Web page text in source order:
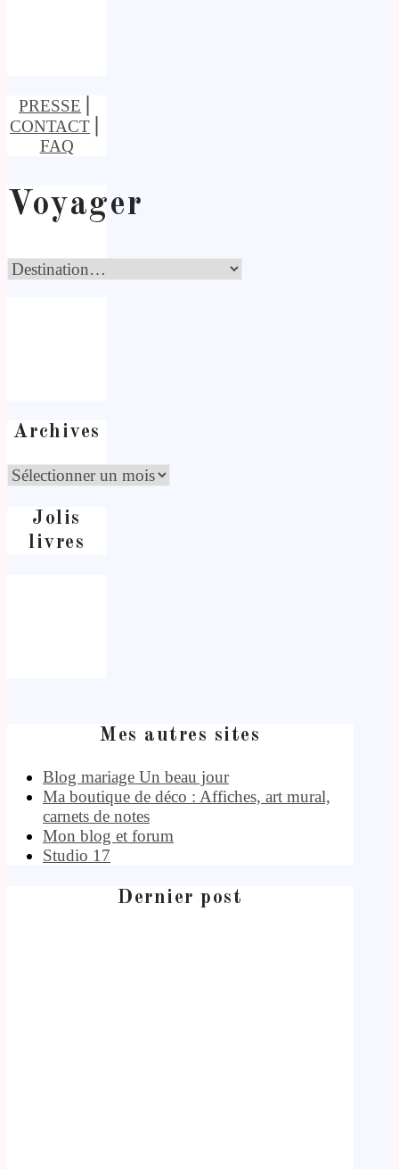
PRESSE
CONTACT
FAQ
Voyager
Archives
Jolis
livres
Mes autres sites
Blog mariage Un beau jour
Ma boutique de déco : Affiches, art mural,
carnets de notes
Mon blog et forum
Studio 17
Dernier post